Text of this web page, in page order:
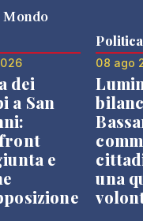
Mondo
dei
a San
e
Politica
08 ago
una